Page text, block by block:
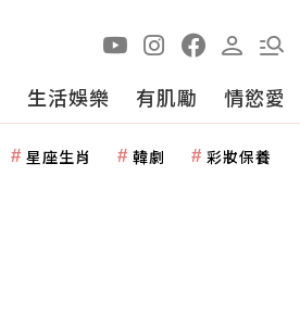
生活娛樂 有肌勵 情慾愛
星座生肖 韓劇 彩妝保養